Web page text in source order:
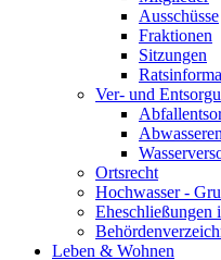
Ausschüsse
Fraktionen
Sitzungen
Ver- und
Ortsrecht
Hochwasser -
Eheschließungen
Leben & Wohnen